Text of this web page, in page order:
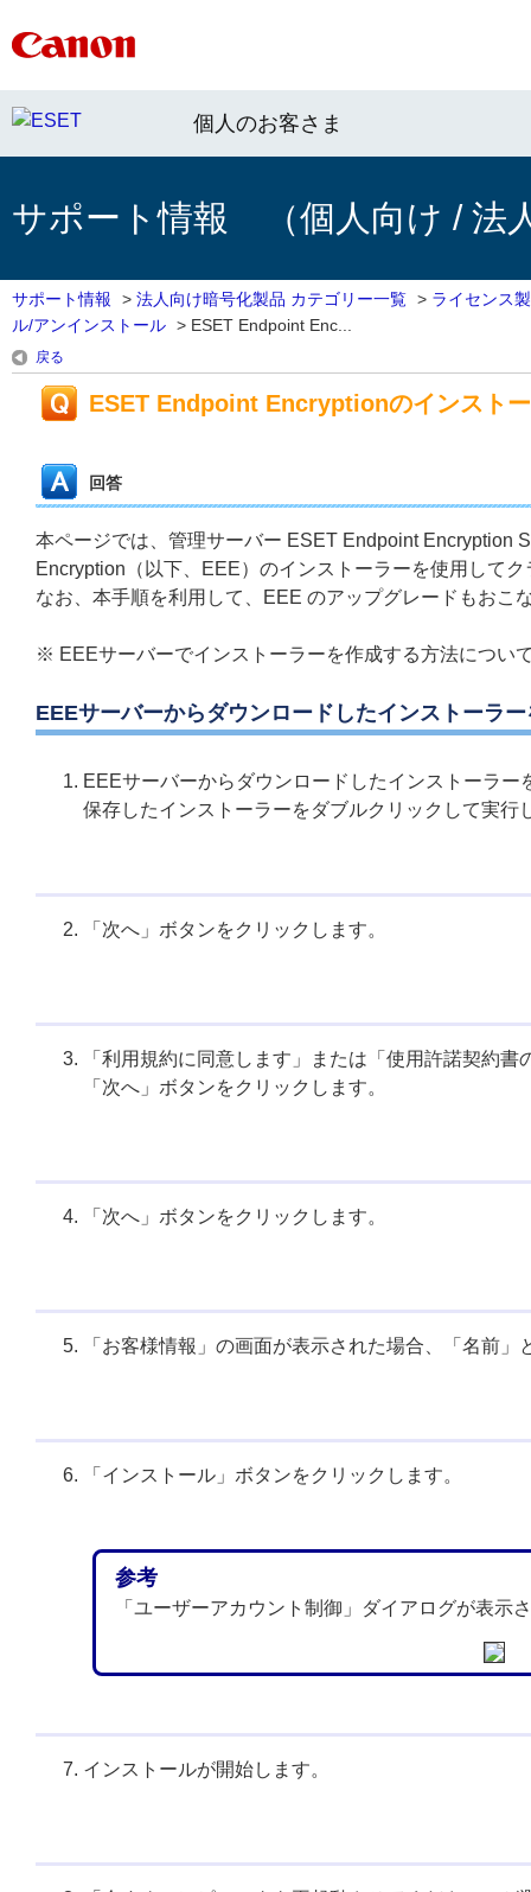
個人のお客さま
サポート情報 （個人向け / 法
サポート情報 > 法人向け暗号化製品 カテゴリー一覧 > ライセンス
ル/アンインストール > ESET Endpoint Enc...
戻る
ESET Endpoint Encryptionのインスト
回答
本ページでは、管理サーバー ESET Endpoint Encryption
Encryption（以下、EEE）のインストーラーを使用して
なお、本手順を利用して、EEE のアップグレードもおこ
※ EEEサーバーでインストーラーを作成する方法につい
EEEサーバーからダウンロードしたインストーラ
EEEサーバーからダウンロードしたインストーラ
保存したインストーラーをダブルクリックして実行
「次へ」ボタンをクリックします。
「利用規約に同意します」または「使用許諾契約
「次へ」ボタンをクリックします。
「次へ」ボタンをクリックします。
「お客様情報」の画面が表示された場合、「名前
「インストール」ボタンをクリックします。
参考
「ユーザーアカウント制御」ダイアログが表示
インストールが開始します。